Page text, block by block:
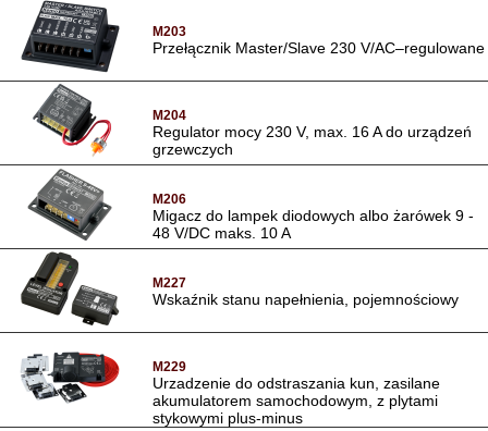
M203
Przełącznik Master/Slave 230 V/AC–regulowane
M204
Regulator mocy 230 V, max. 16 A do urządzeń
grzewczych
M206
Migacz do lampek diodowych albo żarówek 9 -
48 V/DC maks. 10 A
M227
Wskaźnik stanu napełnienia, pojemnościowy
M229
Urzadzenie do odstraszania kun, zasilane
akumulatorem samochodowym, z plytami
stykowymi plus-minus